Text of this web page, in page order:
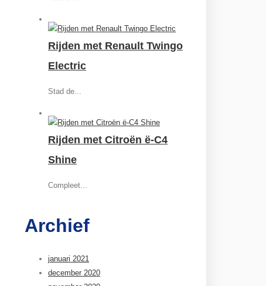
Rijden met Renault Twingo
Electric
Stad de...
Rijden met Citroën ë-C4
Shine
Compleet...
Archief
januari 2021
december 2020